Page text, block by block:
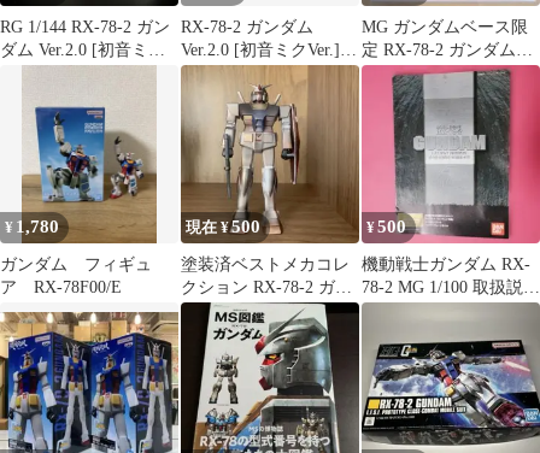
RG 1/144 RX-78-2 ガン
ダム Ver.2.0 [初音ミク
RX-78-2 ガンダム
Ver.2.0 [初音ミクVer.]
プラモデル
MG ガンダムベース限
定 RX-78-2 ガンダム
Ver.3.0
¥ 1,780
ガンダム フィギュ
ア RX-78F00/E
現在 ¥500
塗装済ベストメカコレ
クション RX-78-2 ガン
ダム REVIVAL Ver.
¥500
機動戦士ガンダム RX-
78-2 MG 1/100 取扱説明
書